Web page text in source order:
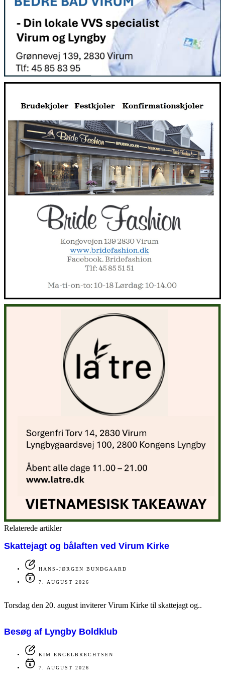
Relaterede artikler
Skattejagt og bålaften ved Virum Kirke
HANS-JØRGEN BUNDGAARD
7. AUGUST 2026
Torsdag den 20. august inviterer Virum Kirke til skattejagt og..
Besøg af Lyngby Boldklub
KIM ENGELBRECHTSEN
7. AUGUST 2026